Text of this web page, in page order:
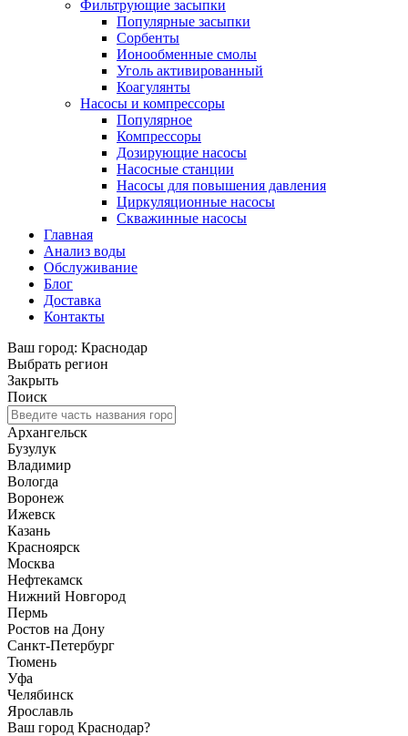
Фильтрующие засыпки
Популярные засыпки
Сорбенты
Ионообменные смолы
Уголь активированный
Коагулянты
Насосы и компрессоры
Популярное
Компрессоры
Дозирующие насосы
Насосные станции
Насосы для повышения давления
Циркуляционные насосы
Скважинные насосы
Главная
Анализ воды
Обслуживание
Блог
Доставка
Контакты
Ваш город: Краснодар
Выбрать регион
Закрыть
Поиск
Архангельск
Бузулук
Владимир
Вологда
Воронеж
Ижевск
Казань
Красноярск
Москва
Нефтекамск
Нижний Новгород
Пермь
Ростов на Дону
Санкт-Петербург
Тюмень
Уфа
Челябинск
Ярославль
Ваш город Краснодар?